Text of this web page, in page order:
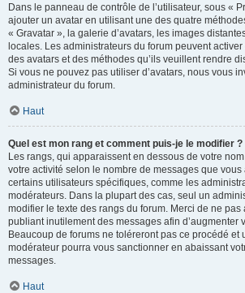
Dans le panneau de contrôle de l’utilisateur, sous «
ajouter un avatar en utilisant une des quatre
« Gravatar », la galerie d’avatars, les images
locales. Les administrateurs du forum peuvent
des avatars et des méthodes qu’ils veuillent rendre
Si vous ne pouvez pas utiliser d’avatars, nous vous
administrateur du forum.
Haut
Quel est mon rang et comment puis-je le modifier ?
Les rangs, qui apparaissent en dessous de votre
votre activité selon le nombre de messages que
certains utilisateurs spécifiques, comme les
modérateurs. Dans la plupart des cas, seul un
modifier le texte des rangs du forum. Merci de ne pas
publiant inutilement des messages afin d’augmenter
Beaucoup de forums ne toléreront pas ce procédé et
modérateur pourra vous sanctionner en abaissant
messages.
Haut